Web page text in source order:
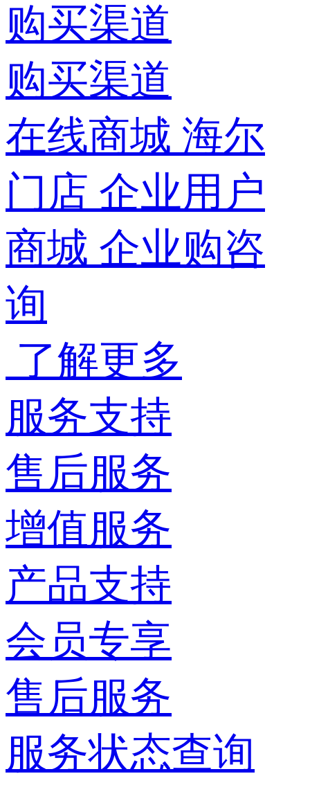
购买渠道
购买渠道
在线商城 海尔
门店 企业用户
商城 企业购咨
询
了解更多
服务支持
售后服务
增值服务
产品支持
会员专享
售后服务
服务状态查询